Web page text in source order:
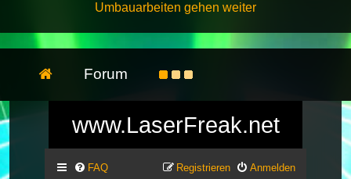
Umbauarbeiten gehen weiter
Forum
www.LaserFreak.net
FAQ Anmelden
Registrieren